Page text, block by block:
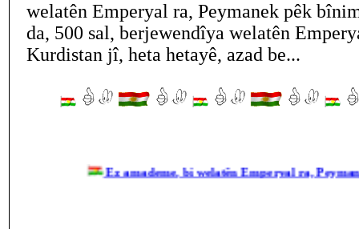
welatên Emperyal ra, Peymanek pêk
da, 500 sal, berjewendîya welatên
Kurdistan jî, heta hetayê, azad be...
Ez amademe, bi welatên Emperyal ra,